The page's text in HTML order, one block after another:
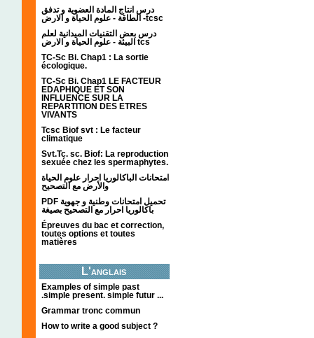
درس انتاج المادة العضوية و تدفق
الطاقة - علوم الحياة و الارض -tcsc
درس بعض التقنيات الميدانية لعلم
البيئة - علوم الحياة و الارض tcs
TC-Sc Bi. Chap1 : La sortie
écologique.
TC-Sc Bi. Chap1 LE FACTEUR
EDAPHIQUE ET SON
INFLUENCE SUR LA
REPARTITION DES ETRES
VIVANTS
Tcsc Biof svt : Le facteur
climatique
Svt.Tc. sc. Biof: La reproduction
sexuée chez les spermaphytes.
امتحانات الباكالوريا احرار علوم الحياة
والأرض مع التصحيح
PDF تحميل امتحانات وطنية و جهوية
باكالوريا احرار مع التصحيح بصيغة
Épreuves du bac et correction,
toutes options et toutes
matières
L'anglais
Examples of simple past
.simple present. simple futur ...
Grammar tronc commun
How to write a good subject ?